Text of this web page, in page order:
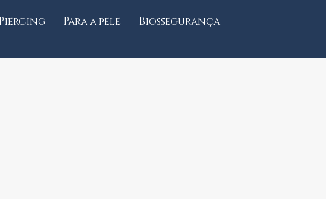
Piercing Para a pele Biossegurança